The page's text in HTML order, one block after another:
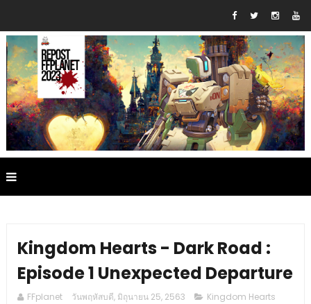
Kingdom Hearts - Dark Road :
Episode 1 Unexpected Departure
FFplanet วันพฤหัสบดี, มิถุนายน 25, 2563 Kingdom Hearts